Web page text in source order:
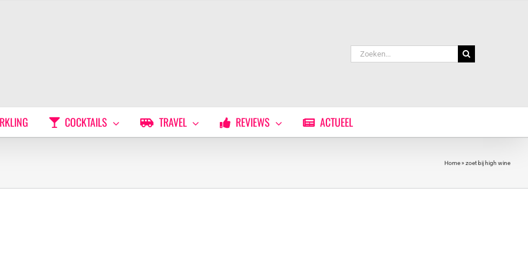
Zoeken
naar:
COCKTAILS TRAVEL REVIEWS ACTUEEL
Home» zoet bij high wine